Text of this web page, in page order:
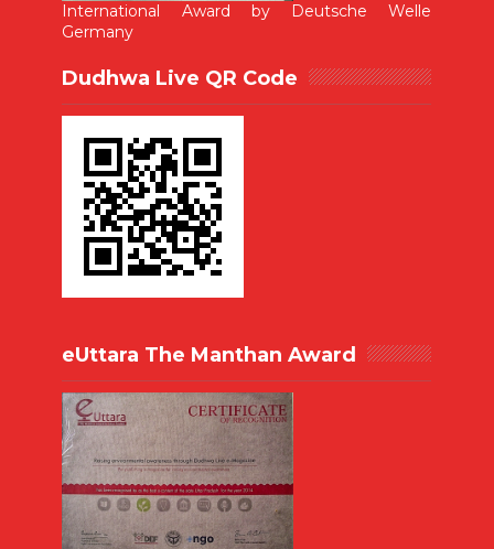
International Award by Deutsche Welle
Germany
Dudhwa Live QR Code
eUttara The Manthan Award